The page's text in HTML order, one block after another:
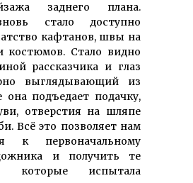
заднего плана.
стало доступно
каф­танов, швы на
костюмов. Стало видно
рассказчика и глаз
выгля­дывающий из
она подъедает подачку,
отверстия на шляпе
Всё это позволяет нам
к пер­во­началь­ному
и получить те
которые испытала